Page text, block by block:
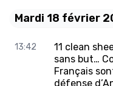
Mardi 18 février
13:42
11 clean
sans but…
Français
défense